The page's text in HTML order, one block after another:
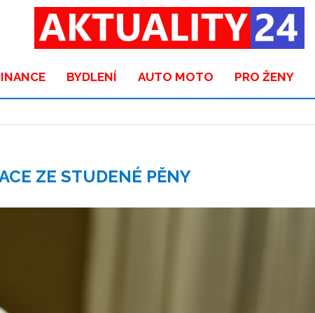
BYDLENÍ AUTO MOTO PRO ŽENY
ZE STUDENÉ PĚNY